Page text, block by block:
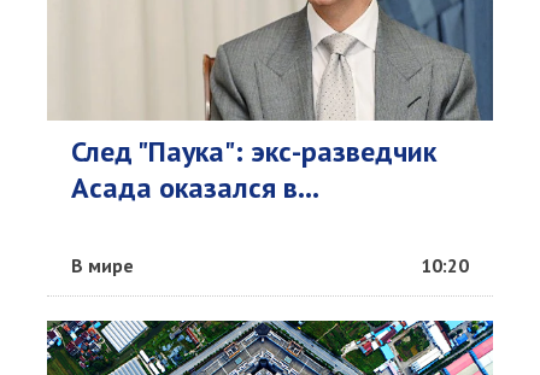
След "Паука": экс-разведчик
Асада оказался в...
В мире 10:20